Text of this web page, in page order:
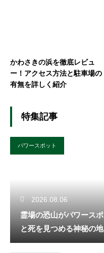
かわさきの浜を徹底レビュ
ー！アクセス方法と駐車場の
有無を詳しく紹介
特集記事
パワースポット
2026.08.06
霊場の恐山がパワース
と死を見つめる神秘の地